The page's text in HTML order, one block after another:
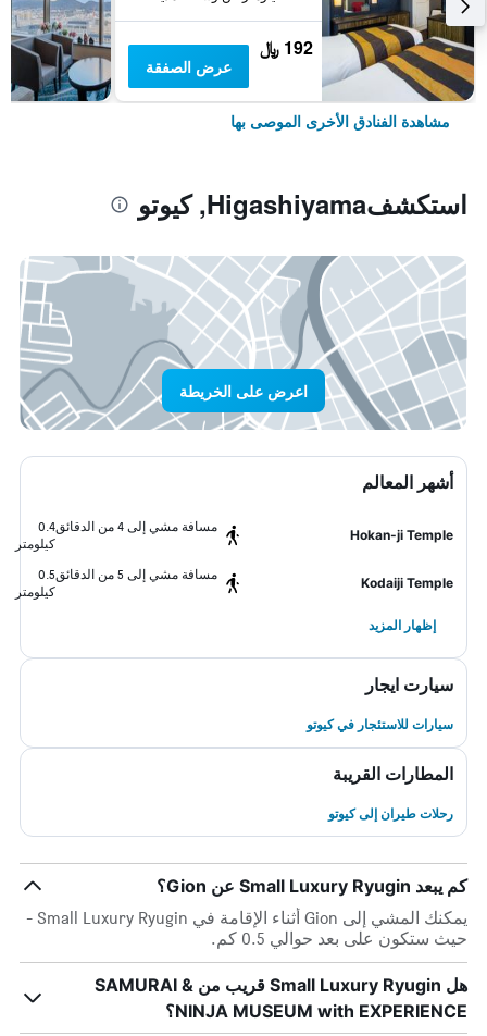
192 ﷼
عرض الصفقة
مشاهدة الفنادق الأخرى الموصى بها
استكشفHigashiyama, كيوتو
اعرض على الخريطة
أشهر المعالم
Hokan-ji Temple
مسافة مشي إلى 4 من الدقائق
0.4
كيلومتر
Kodaiji Temple
مسافة مشي إلى 5 من الدقائق
0.5
كيلومتر
إظهار المزيد
سيارت ايجار
سيارات للاستئجار في كيوتو
المطارات القريبة
رحلات طيران إلى كيوتو
كم يبعد Small Luxury Ryugin عن Gion؟
يمكنك المشي إلى Gion أثناء الإقامة في Small Luxury Ryugin -
حيث ستكون على بعد حوالي 0.5 كم.
هل Small Luxury Ryugin قريب من SAMURAI &
NINJA MUSEUM with EXPERIENCE؟